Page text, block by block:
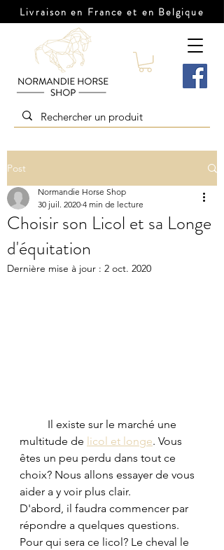
Livraison en France et en Belgique
Post
Choisir son Licol et sa Longe
d'équitation
Normandie Horse Shop
30 juil. 2020 4 min de lecture
Dernière mise à jour : 2 oct. 2020
multitude de licol et longe. Vous
êtes un peu perdu dans tout ce
choix? Nous allons essayer de vous
aider a y voir plus clair.
D'abord, il faudra commencer par
répondre a quelques questions.
Pour qui sera ce licol? Le cheval le